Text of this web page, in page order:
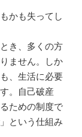
かも失ってし
き、多くの方
ません。しか
、生活に必要
。自己破産
ための制度で
」という仕組み